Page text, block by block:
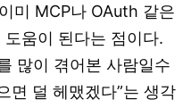
미 MCP나 OAuth 같은
움이 된다는 점이다.
많이 겪어본 사람일수
면 덜 헤맸겠다”는 생각